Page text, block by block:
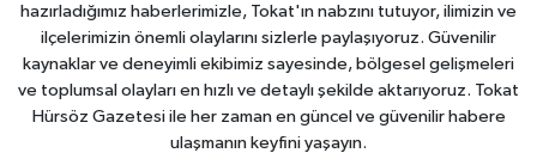
hazırladığımız haberlerimizle, Tokat'ın nabzını tutuyor, ilimizin ve
ilçelerimizin önemli olaylarını sizlerle paylaşıyoruz. Güvenilir
kaynaklar ve deneyimli ekibimiz sayesinde, bölgesel gelişmeleri
ve toplumsal olayları en hızlı ve detaylı şekilde aktarıyoruz. Tokat
Hürsöz Gazetesi ile her zaman en güncel ve güvenilir habere
ulaşmanın keyfini yaşayın.